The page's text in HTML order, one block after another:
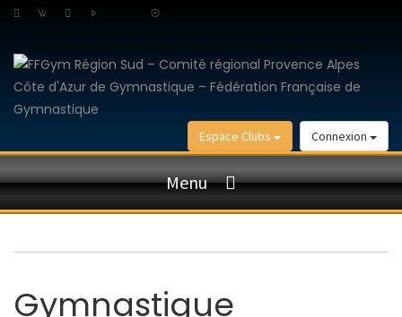
Connexion
Espace Clubs
Menu
Gymnastique